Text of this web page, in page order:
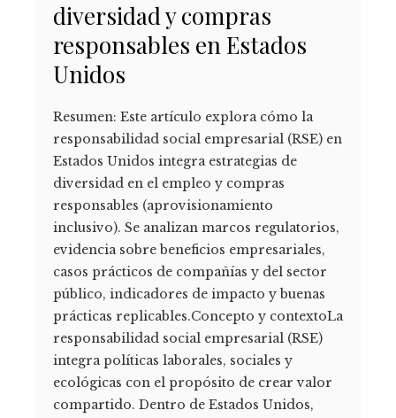
diversidad y compras
responsables en Estados
Unidos
Resumen: Este artículo explora cómo la
responsabilidad social empresarial (RSE) en
Estados Unidos integra estrategias de
diversidad en el empleo y compras
responsables (aprovisionamiento
inclusivo). Se analizan marcos regulatorios,
evidencia sobre beneficios empresariales,
casos prácticos de compañías y del sector
público, indicadores de impacto y buenas
prácticas replicables.Concepto y contextoLa
responsabilidad social empresarial (RSE)
integra políticas laborales, sociales y
ecológicas con el propósito de crear valor
compartido. Dentro de Estados Unidos,